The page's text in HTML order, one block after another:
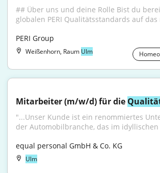
## Über uns und deine Rolle Bist du
globalen PERI Qualitätsstandards auf das
PERI Group
Weißenhorn, Raum Ulm
Mitarbeiter (m/w/d) für die
"...Unser Kunde ist ein renommiertes
der Automobilbranche, das im idyllischen
equal personal GmbH & Co. KG
Ulm